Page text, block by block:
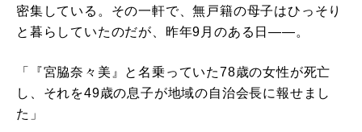
密集している。その一軒で、無戸籍の母子はひっそり
と暮らしていたのだが、昨年9月のある日――。
「『宮脇奈々美』と名乗っていた78歳の女性が死亡
し、それを49歳の息子が地域の自治会長に報せまし
た」